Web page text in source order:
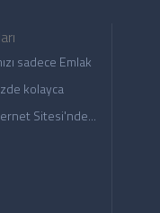
sadece Emlak
kolayca
Sitesi'nde...